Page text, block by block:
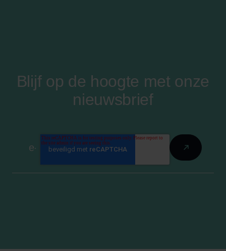
Blijf op de hoogte met onze
nieuwsbrief